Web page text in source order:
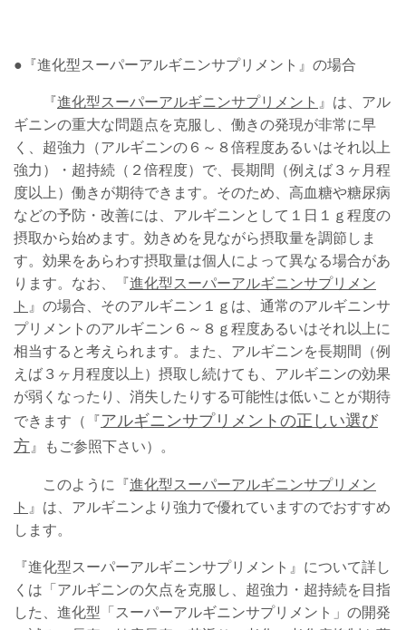
● 『進化型スーパーアルギニンサプリメント』の場合
『進化型スーパーアルギニンサプリメント 』は、アル
ギニンの重大な問題点を克服し、働きの発現が非常に早
く、超強力（アルギニンの６～８倍程度あるいはそれ以上
強力）・超持続（２倍程度）で、長期間（例えば３ヶ月程
度以上）働きが期待できます。そのため、高血糖や糖尿病
などの予防・改善には、アルギニンとして１日１ｇ程度の
摂取から始めます。効きめを見ながら摂取量を調節しま
す。効果をあらわす摂取量は個人によって異なる場合があ
ります。なお、『進化型スーパーアルギニンサプリメン
ト 』の場合、そのアルギニン１ｇは、通常のアルギニンサ
プリメントのアルギニン６～８ｇ程度あるいはそれ以上に
相当すると考えられます。また、アルギニンを長期間（例
えば３ヶ月程度以上）摂取し続けても、アルギニンの効果
が弱くなったり、消失したりする可能性は低いことが期待
できます（『アルギニンサプリメントの正しい選び
方』もご参照下さい）。
このように 『進化型スーパーアルギニンサプリメン
ト 』は、アルギニンより強力で優れていますのでおすすめ
します。
『進化型スーパーアルギニンサプリメント』について詳し
くは「アルギニンの欠点を克服し、超強力・超持続を目指
した、進化型「スーパーアルギニンサプリメント」の開発